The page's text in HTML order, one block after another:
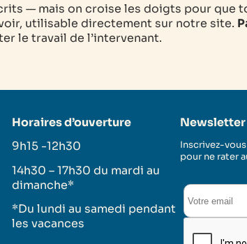
— mais on croise les doigts pour que
utilisable directement sur notre site.
le travail de l’intervenant.
Horaires d’ouverture
9h15 -12h30
14h30 – 17h30 du mardi au
dimanche*
*Du lundi au samedi pendant
les vacances
Newsletter
Inscrivez-
pour ne rater